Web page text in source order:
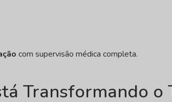
com supervisão médica completa.
Transformando o